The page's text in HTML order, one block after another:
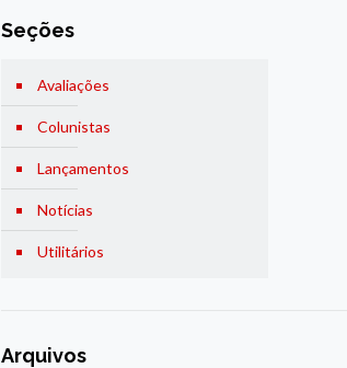
Seções
Avaliações
Colunistas
Lançamentos
Notícias
Utilitários
Arquivos